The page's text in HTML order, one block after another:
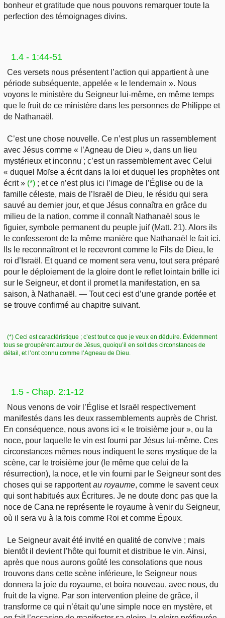
bonheur et gratitude que nous pouvons remarquer toute la
perfection des témoignages divins.
1.4 - 1:44-51
Ces versets nous présentent l’action qui appartient à une
période subséquente, appelée « le lendemain ». Nous
voyons le ministère du Seigneur lui-même, en même temps
que le fruit de ce ministère dans les personnes de Philippe et
de Nathanaël.
C’est une chose nouvelle. Ce n’est plus un rassemblement
avec Jésus comme « l’Agneau de Dieu », dans un lieu
mystérieux et inconnu ; c’est un rassemblement avec Celui
« duquel Moïse a écrit dans la loi et duquel les prophètes ont
écrit » (*) ; et ce n’est plus ici l’image de l’Église ou de la
famille céleste, mais de l’Israël de Dieu, le résidu qui sera
sauvé au dernier jour, et que Jésus connaîtra en grâce du
milieu de la nation, comme il connaît Nathanaël sous le
figuier, symbole permanent du peuple juif (Matt. 21). Alors ils
le confesseront de la même manière que Nathanaël le fait ici.
Ils le reconnaîtront et le recevront comme le Fils de Dieu, le
roi d’Israël. Et quand ce moment sera venu, tout sera préparé
pour le déploiement de la gloire dont le reflet lointain brille ici
sur le Seigneur, et dont il promet la manifestation, en sa
saison, à Nathanaël. — Tout ceci est d’une grande portée et
se trouve confirmé au chapitre suivant.
(*) Ceci est caractéristique ; c’est tout ce que je veux en déduire. Évidemment
tous se groupèrent autour de Jésus, quoiqu’il en soit des circonstances de
détail, et l’ont connu comme l’Agneau de Dieu.
1.5 - Chap. 2:1-12
Nous venons de voir l’Église et Israël respectivement
manifestés dans les deux rassemblements auprès de Christ.
En conséquence, nous avons ici « le troisième jour », ou la
noce, pour laquelle le vin est fourni par Jésus lui-même. Ces
circonstances mêmes nous indiquent le sens mystique de la
scène, car le troisième jour (le même que celui de la
résurrection), la noce, et le vin fourni par le Seigneur sont des
choses qui se rapportentau royaume, comme le savent ceux
qui sont habitués aux Écritures. Je ne doute donc pas que la
noce de Cana ne représente le royaume à venir du Seigneur,
où il sera vu à la fois comme Roi et comme Époux.
Le Seigneur avait été invité en qualité de convive ; mais
bientôt il devient l’hôte qui fournit et distribue le vin. Ainsi,
après que nous aurons goûté les consolations que nous
trouvons dans cette scène inférieure, le Seigneur nous
donnera la joie du royaume, et boira nouveau, avec nous, du
fruit de la vigne. Par son intervention pleine de grâce, il
transforme ce qui n’était qu’une simple noce en mystère, et